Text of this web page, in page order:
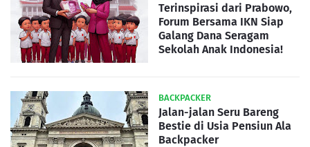
Terinspirasi dari Prabowo,
Forum Bersama IKN Siap
Galang Dana Seragam
Sekolah Anak Indonesia!
BACKPACKER
Jalan-jalan Seru Bareng
Bestie di Usia Pensiun Ala
Backpacker